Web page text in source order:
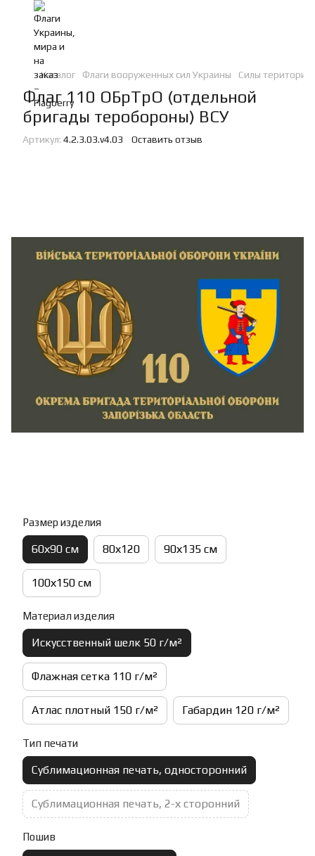
Каталог Флаги вооруженных сил Украины Силы
Флаг 110 ОБрТрО (отдельной
бригады теробороны) ВСУ
Артикул: 4.2.3.03.v4.03 Оставить отзыв
Размер изделия
60х90 см 80х120 90х135 см
100х150 см
Материал изделия
Искусственный шелк 50 г/м²
Флажная сетка 110 г/м²
Атлас плотный 150 г/м² Габардин 120 г/м²
Тип печати
Сублимационная печать, односторонний
Сублимационная печать, 2-х сторонний
Пошив